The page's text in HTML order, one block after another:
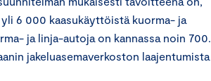
6 000 kaasukäyttöistä kuorma- ja
ja linja-autoja on kannassa noin 700.
jakeluasemaverkoston laajentumista